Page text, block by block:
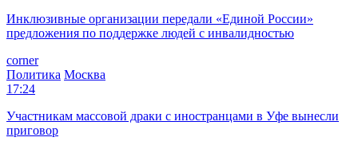
Инклюзивные организации передали «Единой России»
предложения по поддержке людей с инвалидностью
corner
Политика Москва
17:24
Участникам массовой драки с иностранцами в Уфе вынесли
приговор